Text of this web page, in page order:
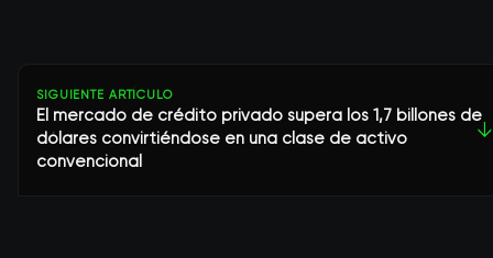
SIGUIENTE ARTÍCULO
El mercado de crédito privado supera los 1,7 billones de
dólares convirtiéndose en una clase de activo
convencional
↓